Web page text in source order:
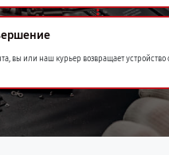
вы или наш курьер возвращает